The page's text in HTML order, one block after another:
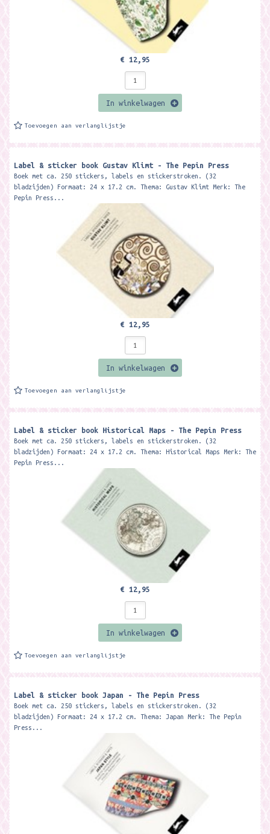
€ 12,95
In winkelwagen
Toevoegen aan verlanglijstje
Label & sticker book Gustav Klimt - The Pepin Press
Boek met ca. 250 stickers, labels en stickerstroken. (32
bladzijden) Formaat: 24 x 17.2 cm. Thema: Gustav Klimt Merk: The
Pepin Press...
€ 12,95
In winkelwagen
Toevoegen aan verlanglijstje
Label & sticker book Historical Maps - The Pepin Press
Boek met ca. 250 stickers, labels en stickerstroken. (32
bladzijden) Formaat: 24 x 17.2 cm. Thema: Historical Maps Merk: The
Pepin Press...
€ 12,95
In winkelwagen
Toevoegen aan verlanglijstje
Label & sticker book Japan - The Pepin Press
Boek met ca. 250 stickers, labels en stickerstroken. (32
bladzijden) Formaat: 24 x 17.2 cm. Thema: Japan Merk: The Pepin
Press...